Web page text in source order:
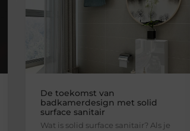
De toekomst van
badkamerdesign met solid
surface sanitair
Wat is solid surface sanitair? Als je